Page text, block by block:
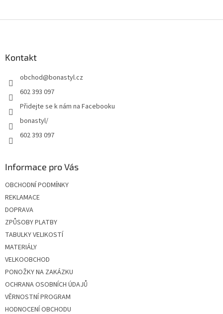
Kontakt
obchod@bonastyl.cz
602 393 097
Přidejte se k nám na Facebooku
bonastyl/
602 393 097
Informace pro Vás
OBCHODNÍ PODMÍNKY
REKLAMACE
DOPRAVA
ZPŮSOBY PLATBY
TABULKY VELIKOSTÍ
MATERIÁLY
VELKOOBCHOD
PONOŽKY NA ZAKÁZKU
OCHRANA OSOBNÍCH ÚDAJŮ
VĚRNOSTNÍ PROGRAM
HODNOCENÍ OBCHODU